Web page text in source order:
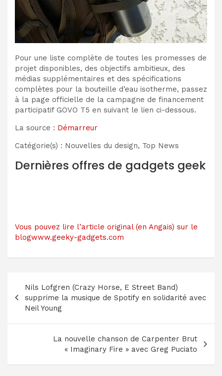
Pour une liste complète de toutes les promesses de
projet disponibles, des objectifs ambitieux, des
médias supplémentaires et des spécifications
complètes pour la bouteille d’eau isotherme, passez
à la page officielle de la campagne de financement
participatif GOVO T5 en suivant le lien ci-dessous.
La source : Démarreur
Catégorie(s) : Nouvelles du design, Top News
Dernières offres de gadgets geek
Vous pouvez lire l’article original (en Angais) sur le
blogwww.geeky-gadgets.com
Navigation
de
l’article
Nils Lofgren (Crazy Horse, E Street Band)
supprime la musique de Spotify en solidarité avec
Neil Young
La nouvelle chanson de Carpenter Brut
« Imaginary Fire » avec Greg Puciato